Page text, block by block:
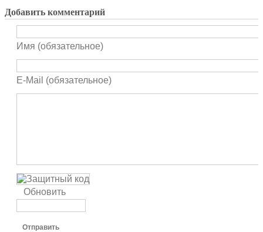
Добавить комментарий
Имя (обязательное)
E-Mail (обязательное)
Обновить
Отправить